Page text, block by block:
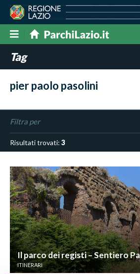
Tag
pier paolo pasolini
Filtra per
Risultati trovati:3
Il parco dei registi – Sentiero
ITINERARI